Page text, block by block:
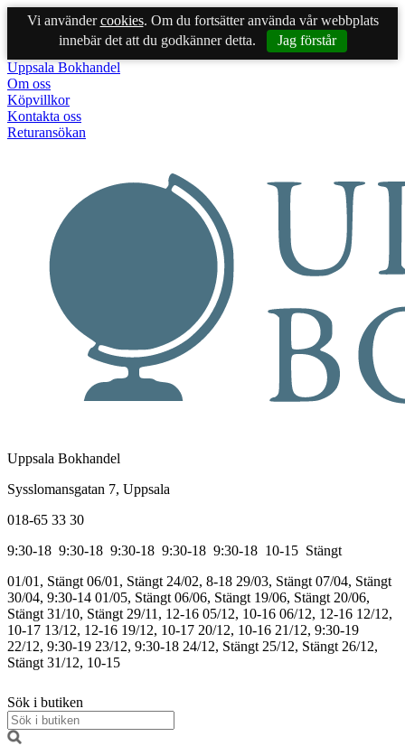
Vi användercookies. Om du fortsätter använda vår webbplats
innebär det att du godkänner detta.
Jag förstår
Uppsala Bokhandel
Om oss
Köpvillkor
Kontakta oss
Returansökan
Uppsala Bokhandel
Sysslomansgatan 7, Uppsala
018-65 33 30
9:30-18 9:30-18 9:30-18 9:30-18 9:30-18 10-15 Stängt
01/01, Stängt 06/01, Stängt 24/02, 8-18 29/03, Stängt 07/04, Stängt
30/04, 9:30-14 01/05, Stängt 06/06, Stängt 19/06, Stängt 20/06,
Stängt 31/10, Stängt 29/11, 12-16 05/12, 10-16 06/12, 12-16 12/12,
10-17 13/12, 12-16 19/12, 10-17 20/12, 10-16 21/12, 9:30-19
22/12, 9:30-19 23/12, 9:30-18 24/12, Stängt 25/12, Stängt 26/12,
Stängt 31/12, 10-15
Sök i butiken